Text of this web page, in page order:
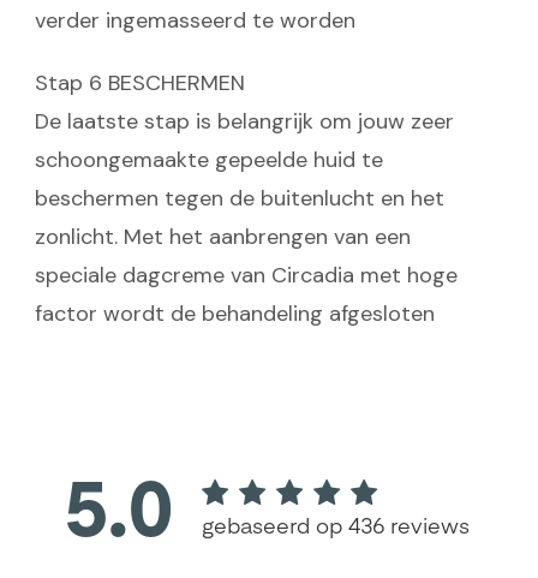
verder ingemasseerd te worden
Stap 6 BESCHERMEN
De laatste stap is belangrijk om jouw zeer
schoongemaakte gepeelde huid te
beschermen tegen de buitenlucht en het
zonlicht. Met het aanbrengen van een
speciale dagcreme van Circadia met hoge
factor wordt de behandeling afgesloten